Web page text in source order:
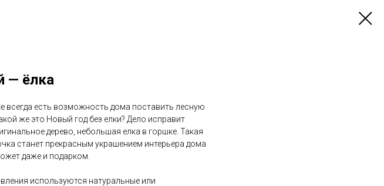
— ёлка
всегда есть возможность дома поставить лесную
же это Новый год без елки? Дело исправит
дерево, небольшая елка в горшке. Такая
станет прекрасным украшением интерьера дома
даже и подарком.
используются натуральные или